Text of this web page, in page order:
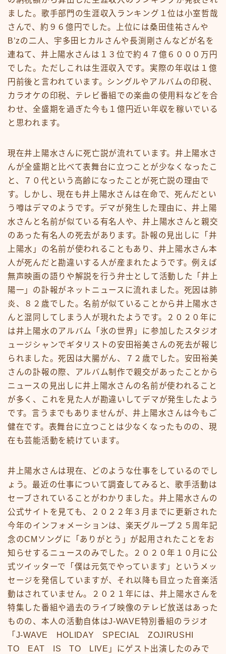
ました。歌手部門の生涯収入ランキング１位は小室哲哉
さんで、約９６億円でした。上位には桑田佳祐さんや
B’zの二人、宇多田ヒカルさんや長渕剛さんなどが名を
連ねて、井上陽水さんは１３位で約４７億６０００万円
でした。ただしこれは生涯収入です。実際の年収は１億
円前後と言われています。シングルやアルバムの印税、
カラオケの印税、テレビ番組での楽曲の使用料などを合
わせ、全盛期を過ぎた今も１億円近い年収を稼いでいる
と思われます。
現在井上陽水さんに死亡説が流れています。井上陽水さ
んが全盛期と比べて表舞台に立つことが少なくなったこ
と、７０代という高齢になったことが死亡説の理由で
す。しかし、現在も井上陽水さんは在命で、死んだとい
う噂はデマのようです。デマが発生した理由に、井上陽
水さんと名前が似ている有名人や、井上陽水さんと親交
のあった有名人の死去があります。訃報の見出しに「井
上陽水」の名前が使われることもあり、井上陽水さん本
人が死んだと勘違いする人が産まれたようです。例えば
無声映画の語りや解説を行う弁士として活動した「井上
陽一」の訃報がネットニュースに流れました。死因は肺
炎、８２歳でした。名前が似ていることから井上陽水さ
んと混同してしまう人が現れたようです。２０２０年に
は井上陽水のアルバム「氷の世界」に参加したスタジオ
ュージシャンでギタリストの安田裕美さんの死去が報じ
られました。死因は大腸がん、７２歳でした。安田裕美
さんの訃報の際、アルバム制作で親交があったことから
ニュースの見出しに井上陽水さんの名前が使われること
が多く、これを見た人が勘違いしてデマが発生したよう
です。言うまでもありませんが、井上陽水さんは今もご
健在です。表舞台に立つことは少なくなったものの、現
在も芸能活動を続けています。
井上陽水さんは現在、どのような仕事をしているのでし
ょう。最近の仕事について調査してみると、歌手活動は
セーブされていることがわかりました。井上陽水さんの
公式サイトを見ても、２０２２年３月までに更新された
今年のインフォメーションは、楽天グループ２５周年記
念のCMソングに「ありがとう」が起用されたことをお
知らせするニュースのみでした。２０２０年１０月に公
式ツイッターで「僕は元気でやっています」というメッ
セージを発信していますが、それ以降も目立った音楽活
動はされていません。２０２１年には、井上陽水さんを
特集した番組や過去のライブ映像のテレビ放送はあった
ものの、本人の活動自体はJ-WAVE特別番組のラジオ
「J-WAVE HOLIDAY SPECIAL ZOJIRUSHI
TO EAT IS TO LIVE」にゲスト出演したのみで